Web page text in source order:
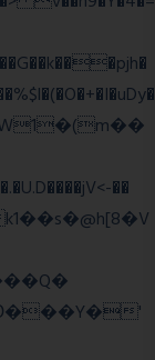
��
'